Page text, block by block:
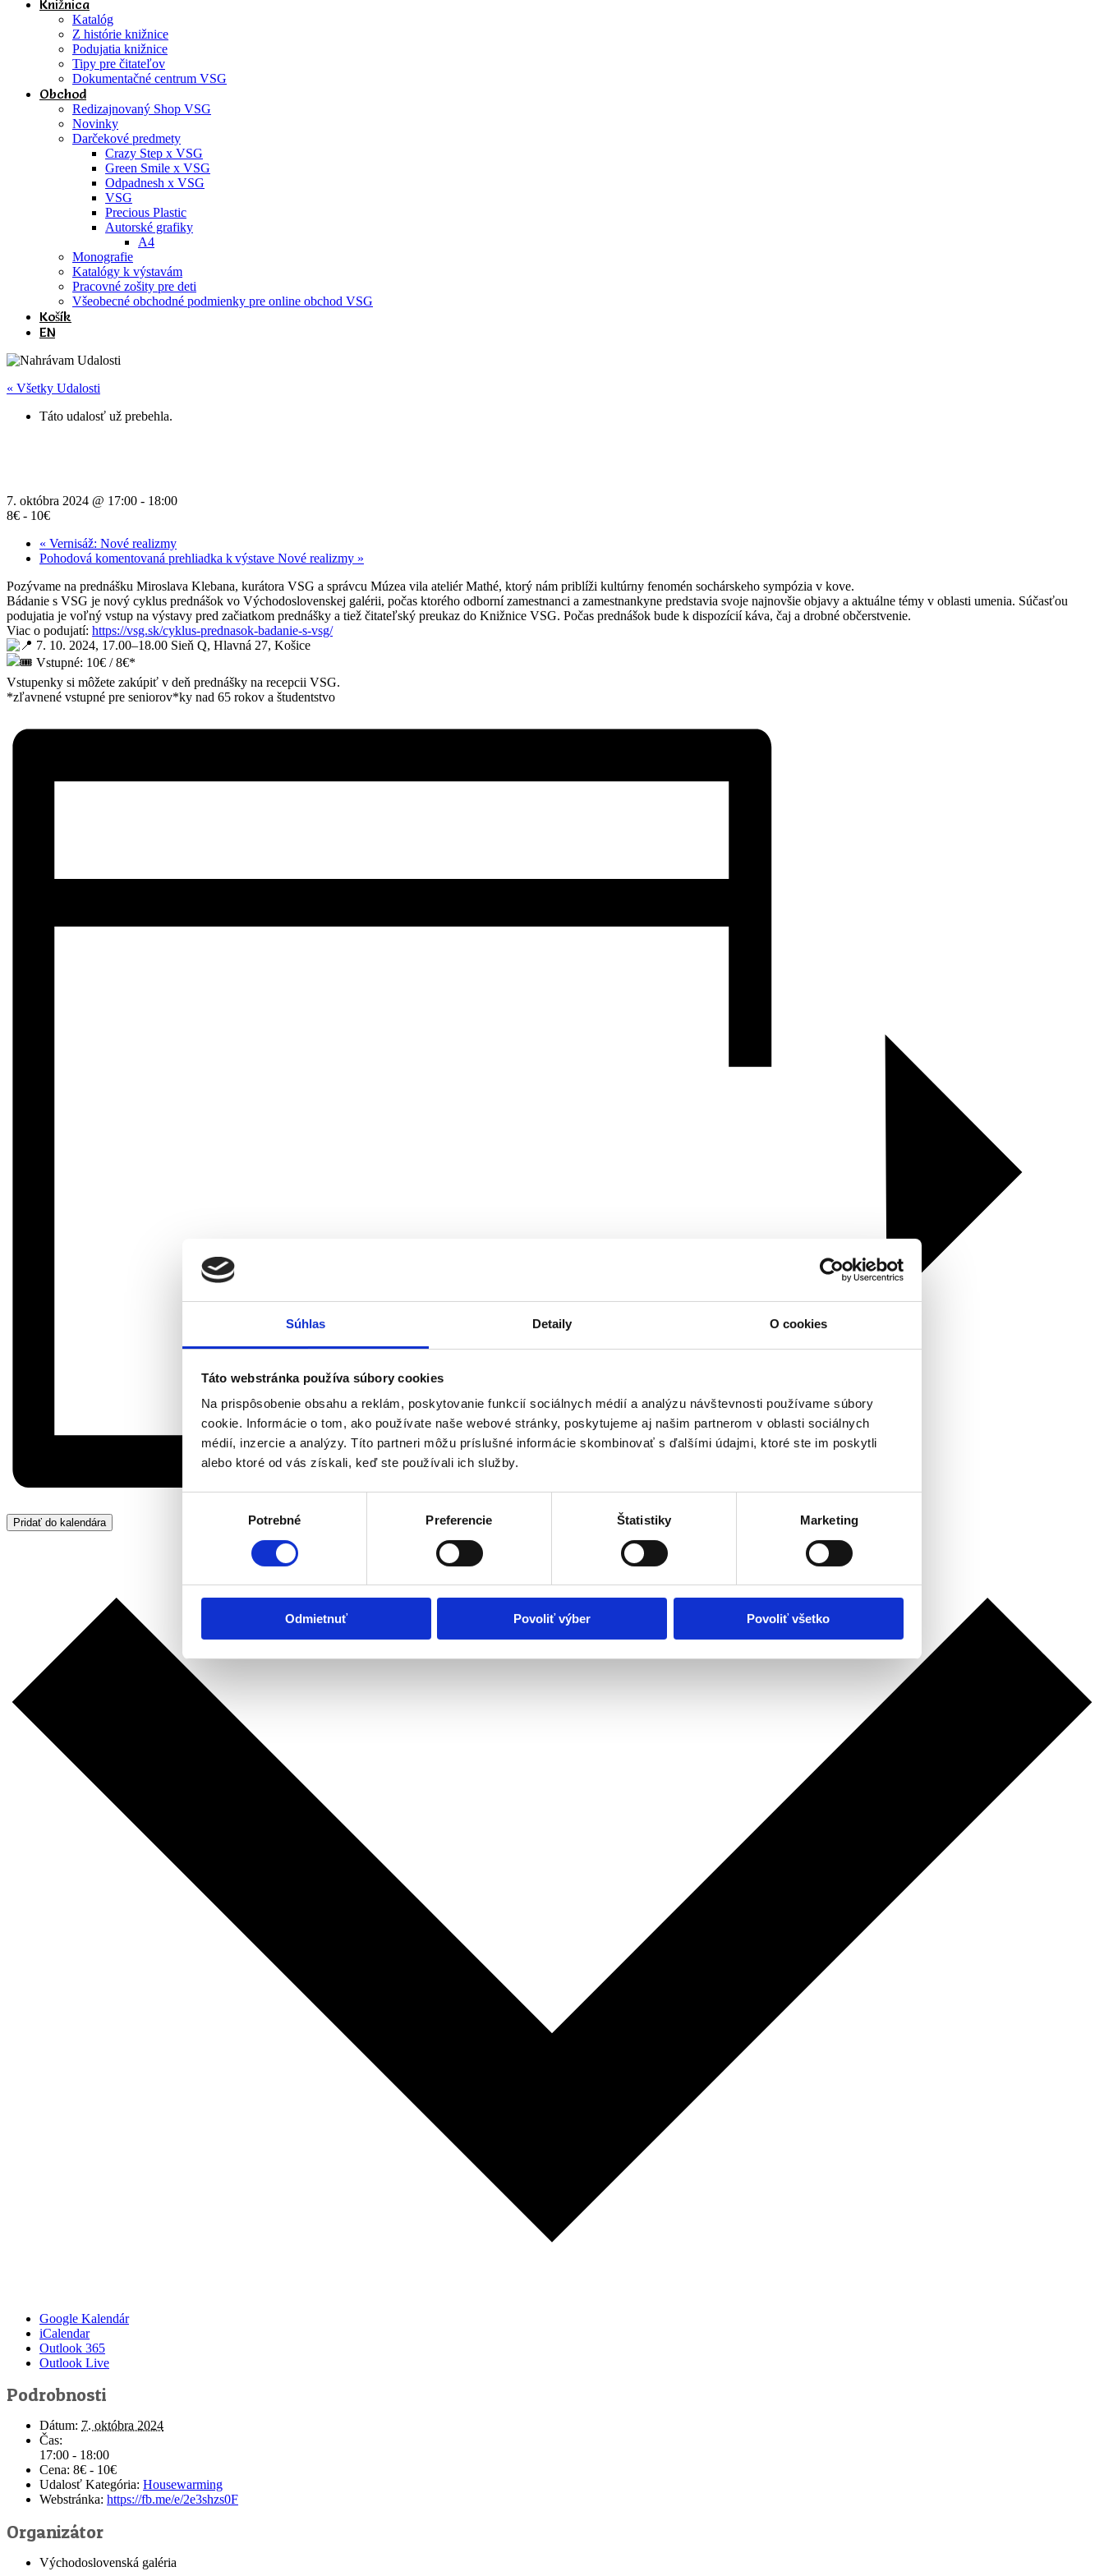
Súhlas Detaily O cookies
Táto webstránka používa súbory cookies
Na prispôsobenie obsahu a reklám, poskytovanie funkcií sociálnych médií a analýzu návštevnosti používame súbory
cookie. Informácie o tom, ako používate naše webové stránky, poskytujeme aj našim partnerom v oblasti sociálnych
médií, inzercie a analýzy. Títo partneri môžu príslušné informácie skombinovať s ďalšími údajmi, ktoré ste im poskytli
alebo ktoré od vás získali, keď ste používali ich služby.
Potrebné Preferencie Štatistiky Marketing
Odmietnuť Povoliť výber Povoliť všetko
Knižnica
Katalóg
Z histórie knižnice
Podujatia knižnice
Tipy pre čitateľov
Dokumentačné centrum VSG
Obchod
Redizajnovaný Shop VSG
Novinky
Darčekové predmety
Crazy Step x VSG
Green Smile x VSG
Odpadnesh x VSG
VSG
Precious Plastic
Autorské grafiky
A4
Monografie
Katalógy k výstavám
Pracovné zošity pre deti
Všeobecné obchodné podmienky pre online obchod VSG
Košík
EN
« Všetky Udalosti
Táto udalosť už prebehla.
7. októbra 2024 @ 17:00 - 18:00
8€ - 10€
« Vernisáž: Nové realizmy
Pohodová komentovaná prehliadka k výstave Nové realizmy »
Pozývame na prednášku Miroslava Klebana, kurátora VSG a správcu Múzea vila ateliér Mathé, ktorý nám priblíži kultúrny fenomén sochárskeho sympózia v kove.
Bádanie s VSG je nový cyklus prednášok vo Východoslovenskej galérii, počas ktorého odborní zamestnanci a zamestnankyne predstavia svoje najnovšie objavy a aktuálne témy v oblasti umenia. Súčasťou
podujatia je voľný vstup na výstavy pred začiatkom prednášky a tiež čitateľský preukaz do Knižnice VSG. Počas prednášok bude k dispozícií káva, čaj a drobné občerstvenie.
Viac o podujatí: https://vsg.sk/cyklus-prednasok-badanie-s-vsg/
7. 10. 2024, 17.00–18.00 Sieň Q, Hlavná 27, Košice
Vstupné: 10€ / 8€*
Vstupenky si môžete zakúpiť v deň prednášky na recepcii VSG.
*zľavnené vstupné pre seniorov*ky nad 65 rokov a študentstvo
Pridať do kalendára
Google Kalendár
iCalendar
Outlook 365
Outlook Live
Podrobnosti
Dátum: 7. októbra 2024
Čas:
17:00 - 18:00
Cena: 8€ - 10€
Udalosť Kategória: Housewarming
Webstránka: https://fb.me/e/2e3shzs0F
Organizátor
Východoslovenská galéria